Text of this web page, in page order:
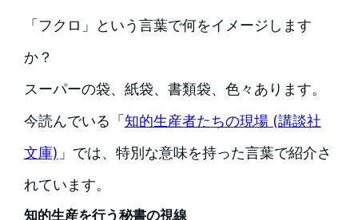
「フクロ」という言葉で何をイメージします
か？
スーパーの袋、紙袋、書類袋、色々あります。
今読んでいる「 知的生産者たちの現場 (講談社
文庫) 」では、特別な意味を持った言葉で紹介さ
れています。
知的生産を行う秘書の視線